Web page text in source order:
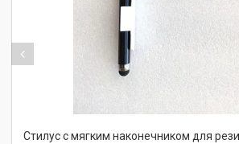
Стилус с мягким наконечником для